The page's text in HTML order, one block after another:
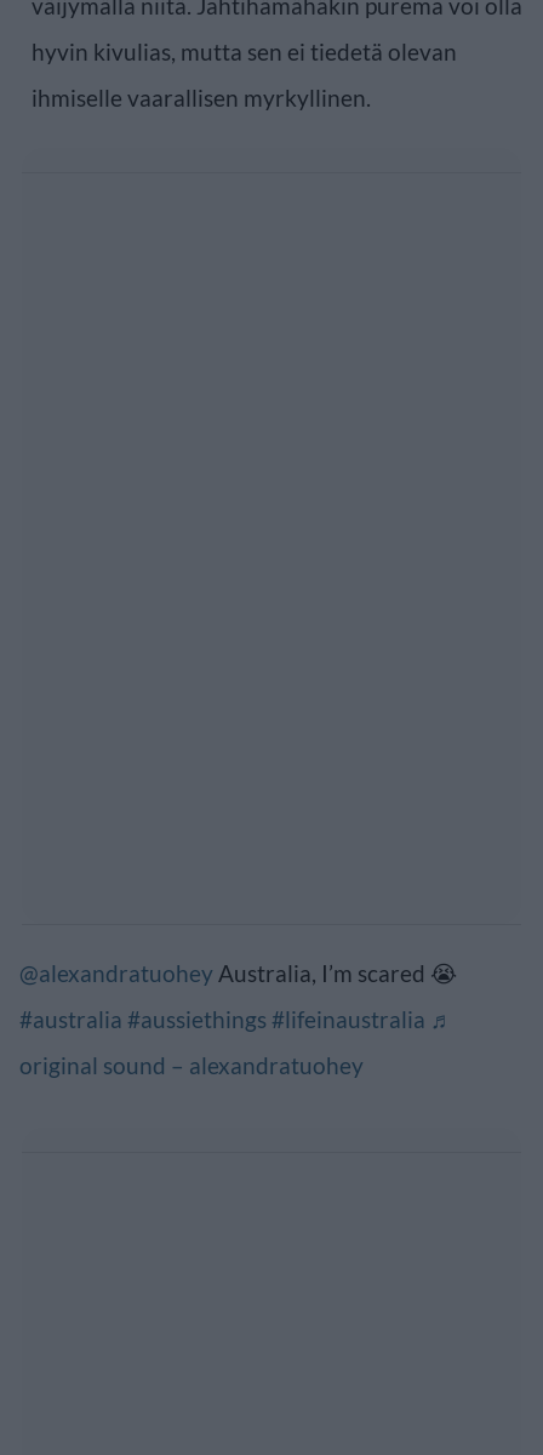
hyvin kivulias, mutta sen ei tiedetä olevan
ihmiselle vaarallisen myrkyllinen.
@alexandratuohey Australia, I’m scared 😭
#australia #aussiethings #lifeinaustralia ♬
original sound – alexandratuohey